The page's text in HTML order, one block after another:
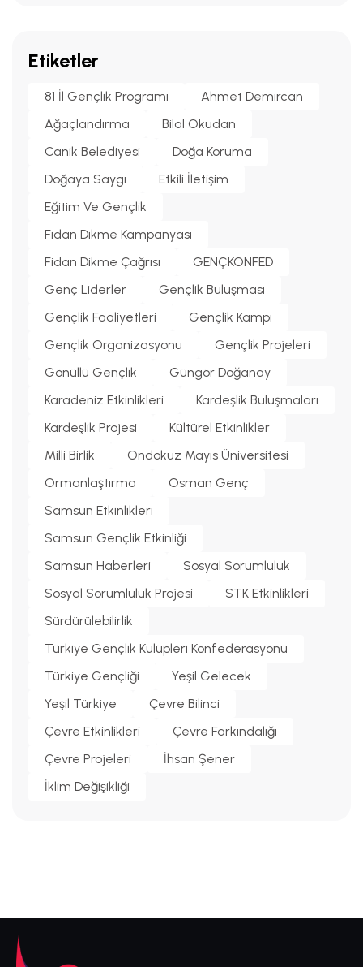
Etiketler
81 İl Gençlik Programı
Ahmet Demircan
Ağaçlandırma
Bilal Okudan
Canik Belediyesi
Doğa Koruma
Doğaya Saygı
Etkili İletişim
Eğitim Ve Gençlik
Fidan Dikme Kampanyası
Fidan Dikme Çağrısı
GENÇKONFED
Genç Liderler
Gençlik Buluşması
Gençlik Faaliyetleri
Gençlik Kampı
Gençlik Organizasyonu
Gençlik Projeleri
Gönüllü Gençlik
Güngör Doğanay
Karadeniz Etkinlikleri
Kardeşlik Buluşmaları
Kardeşlik Projesi
Kültürel Etkinlikler
Milli Birlik
Ondokuz Mayıs Üniversitesi
Ormanlaştırma
Osman Genç
Samsun Etkinlikleri
Samsun Gençlik Etkinliği
Samsun Haberleri
Sosyal Sorumluluk
Sosyal Sorumluluk Projesi
STK Etkinlikleri
Sürdürülebilirlik
Türkiye Gençlik Kulüpleri Konfederasyonu
Türkiye Gençliği
Yeşil Gelecek
Yeşil Türkiye
Çevre Bilinci
Çevre Etkinlikleri
Çevre Farkındalığı
Çevre Projeleri
İhsan Şener
İklim Değişikliği